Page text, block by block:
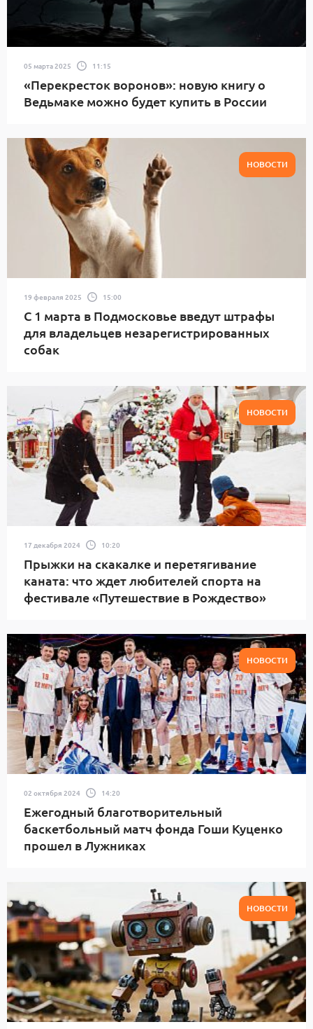
05 марта 2025 11:15
«Перекресток воронов»: новую книгу о
Ведьмаке можно будет купить в России
НОВОСТИ
19 февраля 2025 15:00
С 1 марта в Подмосковье введут штрафы
для владельцев незарегистрированных
собак
НОВОСТИ
17 декабря 2024 10:20
Прыжки на скакалке и перетягивание
каната: что ждет любителей спорта на
фестивале «Путешествие в Рождество»
НОВОСТИ
02 октября 2024 14:20
Ежегодный благотворительный
баскетбольный матч фонда Гоши Куценко
прошел в Лужниках
НОВОСТИ